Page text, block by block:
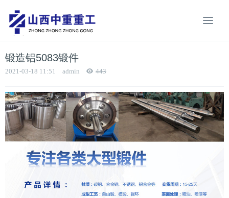
锻造铝5083锻件
2021-03-18 11:51 admin 443